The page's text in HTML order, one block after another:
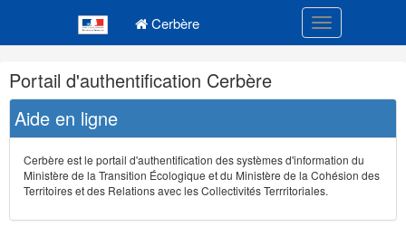
Cerbère Toggle
Navigation
et
outils
annexes
Portail d'authentification Cerbère
Aide en ligne
Cerbère est le portail d'authentification des systèmes d'information du
Ministère de la Transition Écologique et du Ministère de la Cohésion des
Territoires et des Relations avec les Collectivités Terrritoriales.